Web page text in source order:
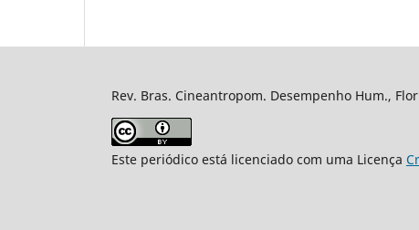
Rev. Bras. Cineantropom. Desempenho Hum.,
Este periódico está licenciado com uma Licença